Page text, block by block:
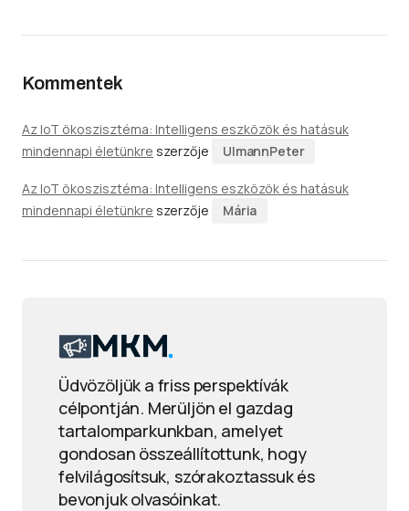
Kommentek
Az IoT ökoszisztéma: Intelligens eszközök és hatásuk
mindennapi életünkre szerzője UlmannPeter
Az IoT ökoszisztéma: Intelligens eszközök és hatásuk
mindennapi életünkre szerzője Mária
Üdvözöljük a friss perspektívák
célpontján. Merüljön el gazdag
tartalomparkunkban, amelyet
gondosan összeállítottunk, hogy
felvilágosítsuk, szórakoztassuk és
bevonjuk olvasóinkat.